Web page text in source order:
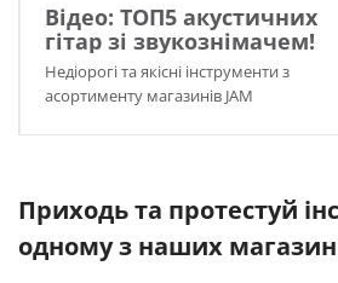
Відео: ТОП5 акустичних
гітар зі звукознімачем!
Недіорогі та якісні інструменти з
асортименту магазинів JAM
Приходь та протестуй
одному з наших